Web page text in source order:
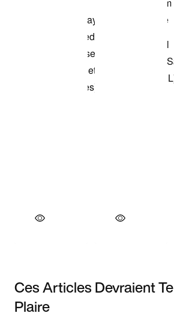
Ces Articles Devraient Te
Plaire